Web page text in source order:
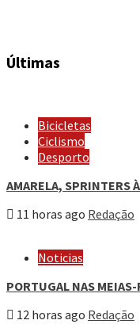
Últimas
Bicicletas
Ciclismo
Desporto
AMARELA, SPRINTERS
11 horas ago Redação
Noticias
PORTUGAL NAS
12 horas ago Redação